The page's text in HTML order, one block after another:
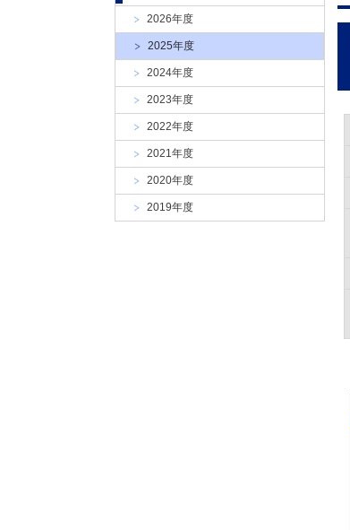
術
院
大
2026年度
2025年度
2024年度
2023年度
2022年度
2021年度
2020年度
2019年度